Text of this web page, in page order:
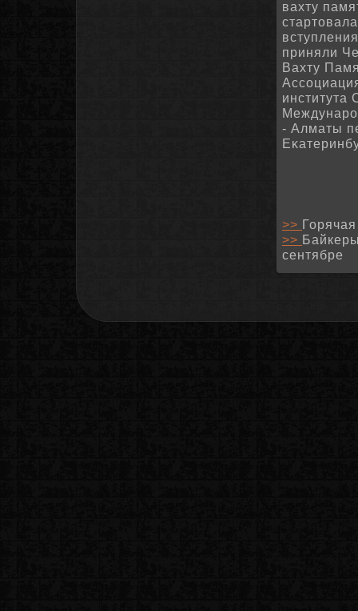
вахту
приняли
Вахту
института
- Алматы
>>
>>
сентябре